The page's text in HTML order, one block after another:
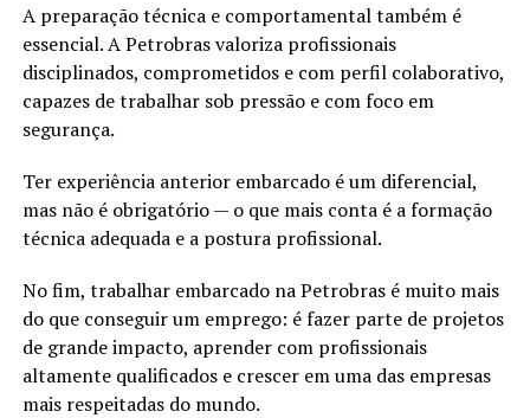
A preparação técnica e comportamental também é
essencial. A Petrobras valoriza profissionais
disciplinados, comprometidos e com perfil colaborativo,
capazes de trabalhar sob pressão e com foco em
segurança.
Ter experiência anterior embarcado é um diferencial,
mas não é obrigatório — o que mais conta é a formação
técnica adequada e a postura profissional.
No fim, trabalhar embarcado na Petrobras é muito mais
do que conseguir um emprego: é fazer parte de projetos
de grande impacto, aprender com profissionais
altamente qualificados e crescer em uma das empresas
mais respeitadas do mundo.